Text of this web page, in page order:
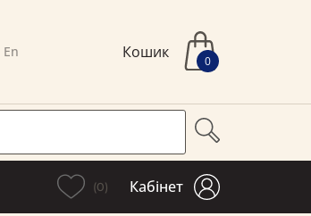
En Кошик 0
(0) Кабінет